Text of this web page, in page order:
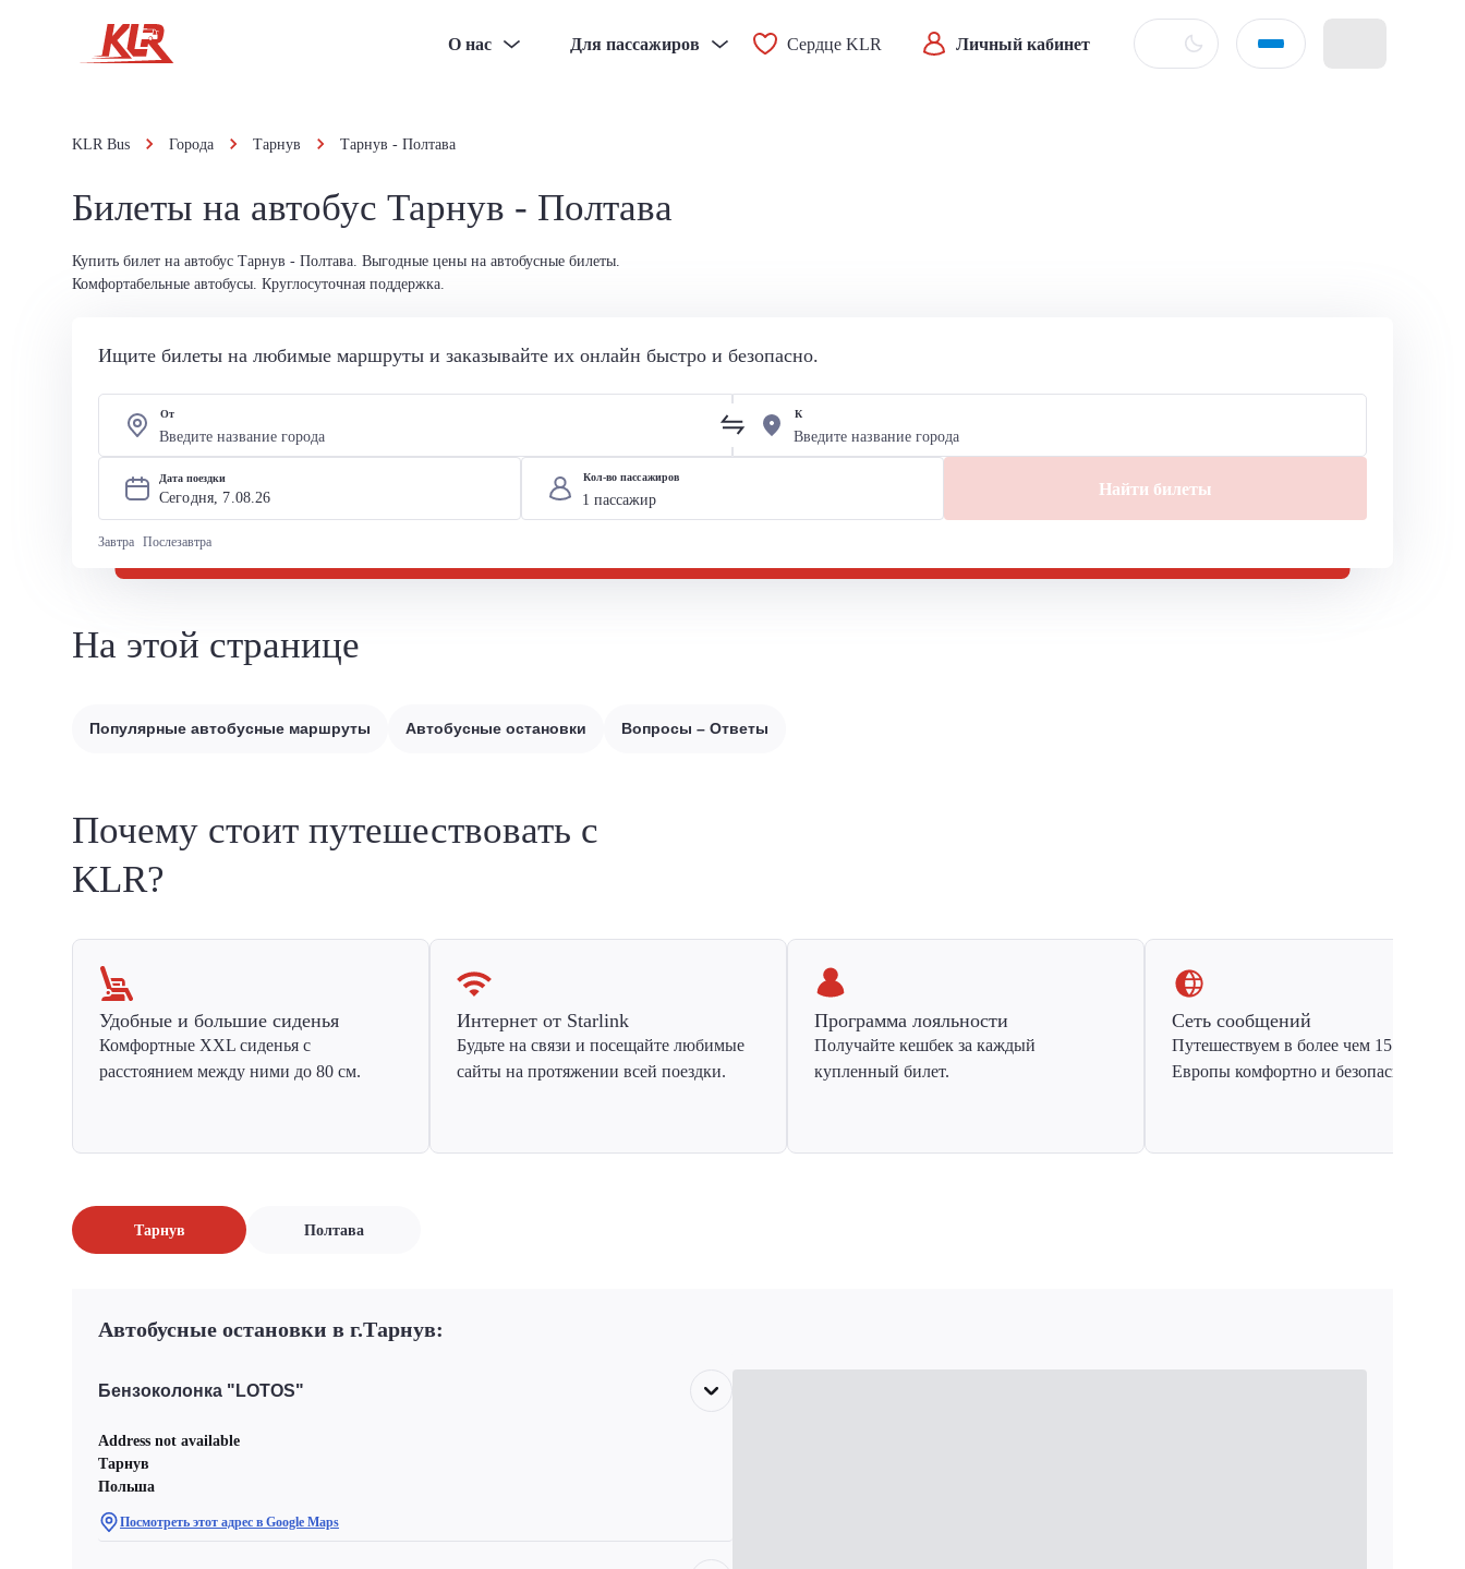
О нас Для пассажиров Сердце KLR Личный кабинет
KLR Bus Города Тарнув Тарнув - Полтава
Билеты на автобус Тарнув - Полтава
Купить билет на автобус Тарнув - Полтава. Выгодные цены на автобусные билеты.
Комфортабельные автобусы. Круглосуточная поддержка.
Ищите билеты на любимые маршруты и заказывайте их онлайн быстро и безопасно.
От К
Дата поездки
Сегодня, 7.08.26
Завтра Послезавтра
Кол-во пассажиров
Найти билеты
На этой странице
Популярные автобусные маршруты Автобусные остановки Вопросы – Ответы
Почему стоит путешествовать с
KLR?
Удобные и большие сиденья
Комфортные XXL сиденья с
расстоянием между ними до 80 см.
Интернет от Starlink
Будьте на связи и посещайте любимые
сайты на протяжении всей поездки.
Программа лояльности
Получайте кешбек за каждый
купленный билет.
Сеть сообщений
Путешествуем в более чем 15 стран
Европы комфортно и безопасно.
Тарнув Полтава
Автобусные остановки в г.Тарнув:
Бензоколонка "LOTOS"
Address not available
Тарнув
Польша
Посмотреть этот адрес в Google Maps